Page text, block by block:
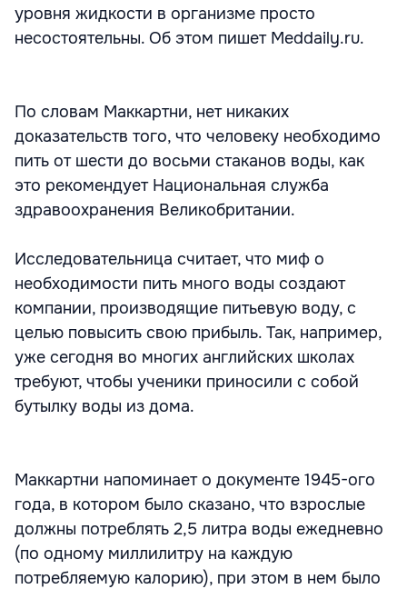
уровня жидкости в организме просто
несостоятельны. Об этом пишет Meddaily.ru.
По словам Маккартни, нет никаких
доказательств того, что человеку необходимо
пить от шести до восьми стаканов воды, как
это рекомендует Национальная служба
здравоохранения Великобритании.
Исследовательница считает, что миф о
необходимости пить много воды создают
компании, производящие питьевую воду, с
целью повысить свою прибыль. Так, например,
уже сегодня во многих английских школах
требуют, чтобы ученики приносили с собой
бутылку воды из дома.
Маккартни напоминает о документе 1945-ого
года, в котором было сказано, что взрослые
должны потреблять 2,5 литра воды ежедневно
(по одному миллилитру на каждую
потребляемую калорию), при этом в нем было